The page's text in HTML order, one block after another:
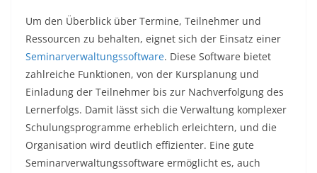
Um den Überblick über Termine, Teilnehmer und
Ressourcen zu behalten, eignet sich der Einsatz einer
Seminarverwaltungssoftware. Diese Software bietet
zahlreiche Funktionen, von der Kursplanung und
Einladung der Teilnehmer bis zur Nachverfolgung des
Lernerfolgs. Damit lässt sich die Verwaltung komplexer
Schulungsprogramme erheblich erleichtern, und die
Organisation wird deutlich effizienter. Eine gute
Seminarverwaltungssoftware ermöglicht es, auch